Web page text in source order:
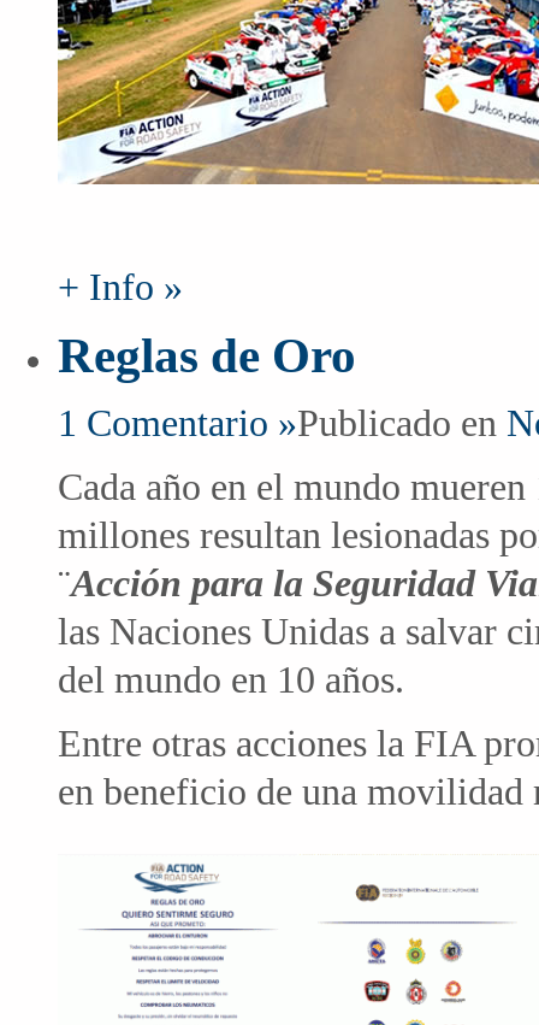
+ Info »
Reglas de Oro
1 Comentario »Publicado en
Cada año en el mundo
millones resultan lesionadas
¨Acción para la Seguridad
las Naciones Unidas a salvar
del mundo en 10 años.
Entre otras acciones la FIA
en beneficio de una movilidad